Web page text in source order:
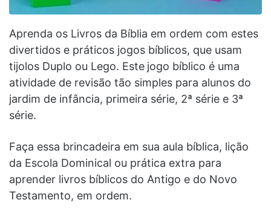
Aprenda os Livros da Bíblia em ordem com estes
divertidos e práticos jogos bíblicos, que usam
tijolos Duplo ou Lego. Este jogo bíblico é uma
atividade de revisão tão simples para alunos do
jardim de infância, primeira série, 2ª série e 3ª
série.
Faça essa brincadeira em sua aula bíblica, lição
da Escola Dominical ou prática extra para
aprender livros bíblicos do Antigo e do Novo
Testamento, em ordem.